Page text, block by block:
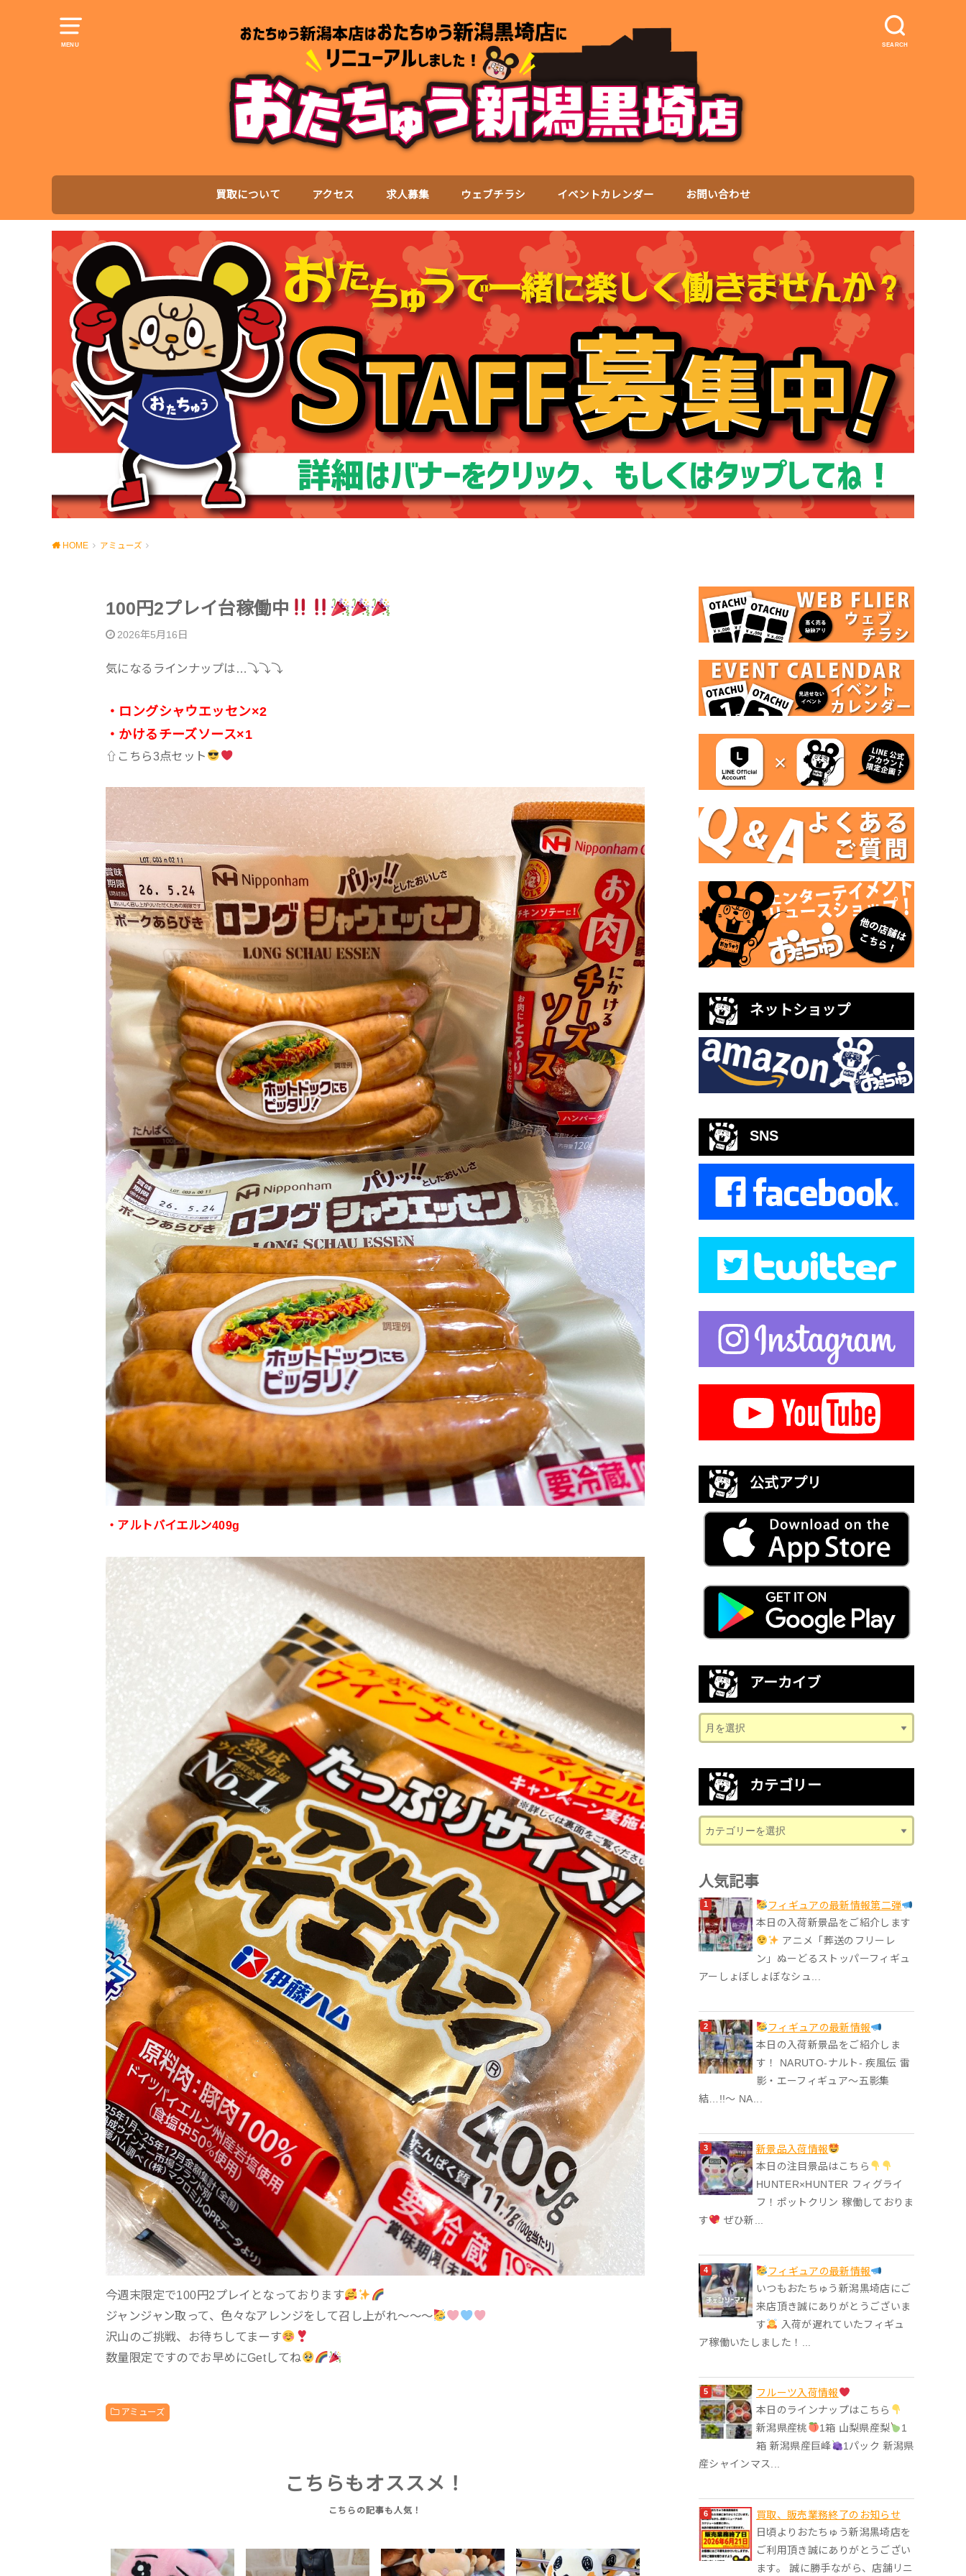
MENU SEARCH
買取について アクセス 求人募集 ウェブチラシ イベントカレンダー お問い合わせ
HOME アミューズ
100円2プレイ台稼働中
2026年5月16日
気になるラインナップは…⤵︎⤵︎⤵︎
・ロングシャウエッセン×2
・かけるチーズソース×1
⇧こちら3点セット
・アルトバイエルン409g
今週末限定で100円2プレイとなっております
ジャンジャン取って、色々なアレンジをして召し上がれ〜〜〜
沢山のご挑戦、お待ちしてまーす
数量限定ですのでお早めにGetしてね
アミューズ
こちらもオススメ！
ネットショップ
SNS
公式アプリ
アーカイブ
カテゴリー
人気記事
フィギュアの最新情報第二弾
本日の入荷新景品をご紹介します
アニメ「葬送のフリーレ
ン」ぬーどるストッパーフィギュ
アーしょぼしょぼなシュ...
フィギュアの最新情報
本日の入荷新景品をご紹介しま
す！ NARUTO-ナルト- 疾風伝 雷
影・エーフィギュア～五影集
結…!!～ NA...
‎新景品入荷情報
本日の注目景品はこちら
HUNTER×HUNTER フィグライ
フ！ポットクリン 稼働しておりま
す
ぜひ新...
フィギュアの最新情報
いつもおたちゅう新潟黒埼店にご
来店頂き誠にありがとうございま
す
入荷が遅れていたフィギュ
ア稼働いたしました！...
フルーツ入荷情報
本日のラインナップはこちら
新潟県産桃
1箱 山梨県産梨
1
箱 新潟県産巨峰
1パック 新潟県
産シャインマス...
買取、販売業務終了のお知らせ
日頃よりおたちゅう新潟黒埼店を
ご利用頂き誠にありがとうござい
ます。 誠に勝手ながら、店舗リニ